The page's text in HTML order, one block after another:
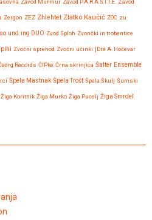
Zavod Murmur Zavod P.A.R.A.S.I.T.E. Zavod
Zergon ZEZ Zhlehtet Zlatko Kaučič ZOC zu
DUO Zvod Sploh Zvončki in trobentice
Zvočni sprehod Zvočni učinki [Dré A. Hočevar
Records ČIPke Črna skrinjica Šalter Ensemble
Špela Mastnak Špela Trošt Špela Škulj Šumski
Žiga Koritnik Žiga Murko Žiga Pucelj Žiga Smrdel